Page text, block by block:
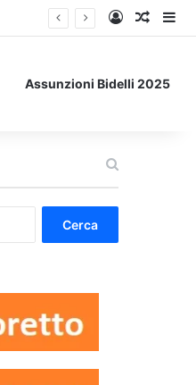
Accedi
Un
Assunzioni Bidelli 2025